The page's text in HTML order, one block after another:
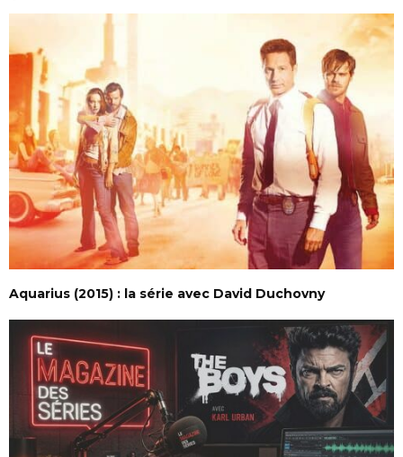
Aquarius (2015) : la série avec David Duchovny